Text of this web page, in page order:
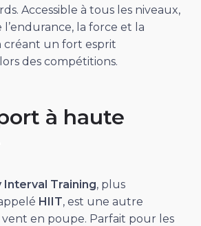
Accessible à tous les niveaux,
l’endurance, la force et la
créant un fort esprit
des compétitions.
à haute
Interval Training, plus
HIIT, est une autre
vent en poupe. Parfait pour les